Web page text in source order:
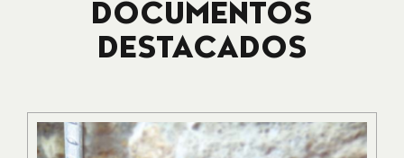
DOCUMENTOS
DESTACADOS